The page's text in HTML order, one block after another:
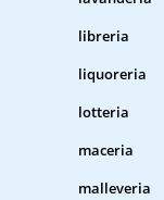
libreria
liquoreria
lotteria
maceria
malleveria